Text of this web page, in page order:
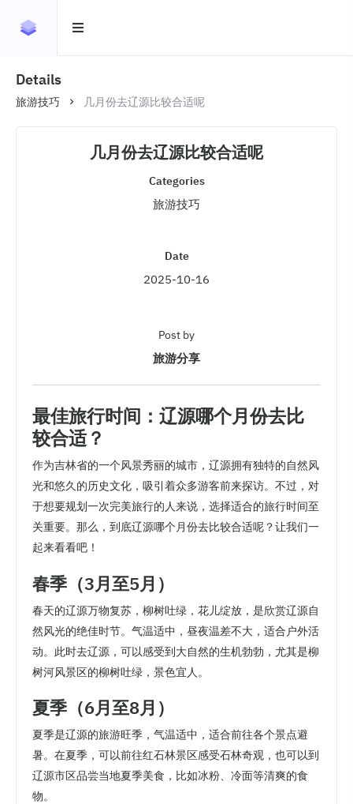
Details
旅游技巧 几月份去辽源比较合适呢
几月份去辽源比较合适呢
Categories
旅游技巧
Date
2025-10-16
Post by
旅游分享
最佳旅行时间：辽源哪个月份去比
较合适？
作为吉林省的一个风景秀丽的城市，辽源拥有独特的自然风
光和悠久的历史文化，吸引着众多游客前来探访。不过，对
于想要规划一次完美旅行的人来说，选择适合的旅行时间至
关重要。那么，到底辽源哪个月份去比较合适呢？让我们一
起来看看吧！
春季（3月至5月）
春天的辽源万物复苏，柳树吐绿，花儿绽放，是欣赏辽源自
然风光的绝佳时节。气温适中，昼夜温差不大，适合户外活
动。此时去辽源，可以感受到大自然的生机勃勃，尤其是柳
树河风景区的柳树吐绿，景色宜人。
夏季（6月至8月）
夏季是辽源的旅游旺季，气温适中，适合前往各个景点避
暑。在夏季，可以前往红石林景区感受石林奇观，也可以到
辽源市区品尝当地夏季美食，比如冰粉、冷面等清爽的食
物。